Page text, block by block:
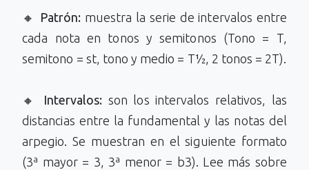
🔸 Patrón:muestra la serie de intervalos entre
cada nota en tonos y semitonos (Tono = T,
semitono = st, tono y medio = T½, 2 tonos = 2T).
🔸 Intervalos: son los intervalos relativos, las
distancias entre la fundamental y las notas del
arpegio. Se muestran en el siguiente formato
(3ª mayor = 3, 3ª menor = b3). Lee más sobre